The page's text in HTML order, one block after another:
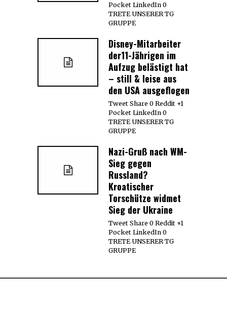
Pocket LinkedIn 0
TRETE UNSERER TG
GRUPPE
Disney-Mitarbeiter
der11-Jährigen im
Aufzug belästigt hat
– still & leise aus
den USA ausgeflogen
Tweet Share 0 Reddit +1
Pocket LinkedIn 0
TRETE UNSERER TG
GRUPPE
Nazi-Gruß nach WM-
Sieg gegen
Russland?
Kroatischer
Torschütze widmet
Sieg der Ukraine
Tweet Share 0 Reddit +1
Pocket LinkedIn 0
TRETE UNSERER TG
GRUPPE